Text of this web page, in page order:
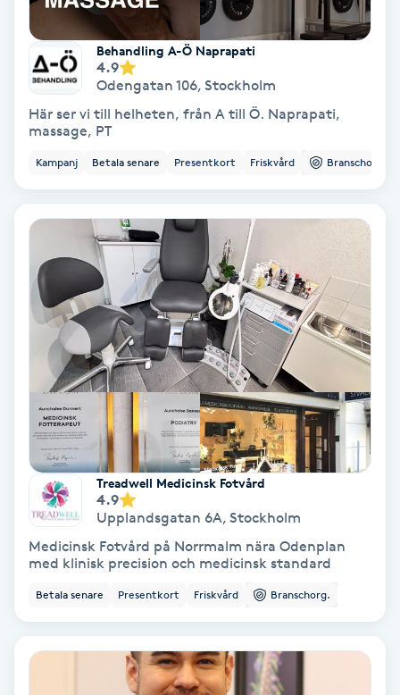
Skäggklippning
Skäggtrimmning
Skönhet
Slingor
Spa manikyr & pedikyr
Spa-manikyr
Spa-pedikyr
Spraytan
Stylist
Sugaring
Behandling A-Ö Naprapati
4.9
Odengatan 106, Stockholm
Här ser vi till helheten, från A till Ö. Naprapati,
massage, PT
Kampanj Betala senare Presentkort Friskvård Branschorg.
Treadwell Medicinsk Fotvård
4.9
Upplandsgatan 6A, Stockholm
Medicinsk Fotvård på Norrmalm nära Odenplan
med klinisk precision och medicinsk standard
Betala senare Presentkort Friskvård Branschorg.